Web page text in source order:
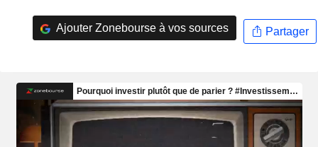
Ajouter Zonebourse à vos sources Partager